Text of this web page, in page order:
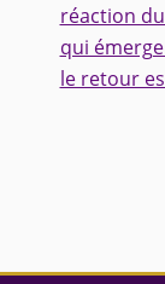
réaction
qui
le retour